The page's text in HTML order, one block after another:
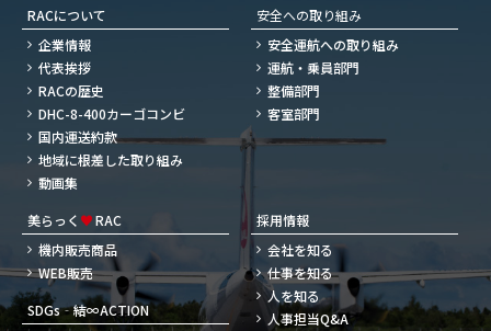
RACについて
企業情報
代表挨拶
RACの歴史
DHC-8-400カーゴコンビ
国内運送約款
地域に根差した取り組み
動画集
安全への取り組み
安全運航への取り組み
運航・乗員部門
整備部門
客室部門
美らっく ♥RAC
機内販売商品
WEB販売
SDGs‐結∞ACTION
採用情報
会社を知る
仕事を知る
人を知る
人事担当Q&A